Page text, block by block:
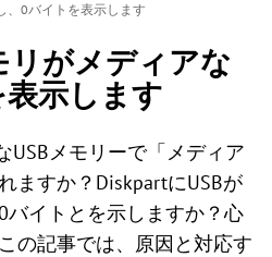
、0バイトを表示します
リがメディアな
示します
USBメモリーで「メディア
ますか？DiskpartにUSBが
イトとを示しますか？心
の記事では、原因と対応す